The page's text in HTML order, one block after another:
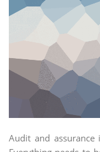
Audit and